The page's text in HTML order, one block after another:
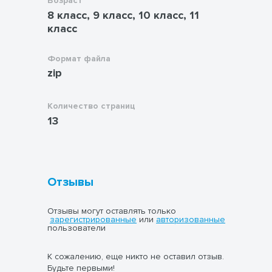
пользовании финансовыми услугами и
инструментами.
ориентаций, позитивных внутренних
убеждений, расширение жизненного опыта
и опыта деятельности в процессе урока.
8 класс, 9 класс, 10 класс, 11
класс
Формат файла
zip
Количество страниц
13
Отзывы
Отзывы могут оставлять только
зарегистрированные или авторизованные
пользователи
К сожалению, еще никто не оставил отзыв.
Будьте первыми!